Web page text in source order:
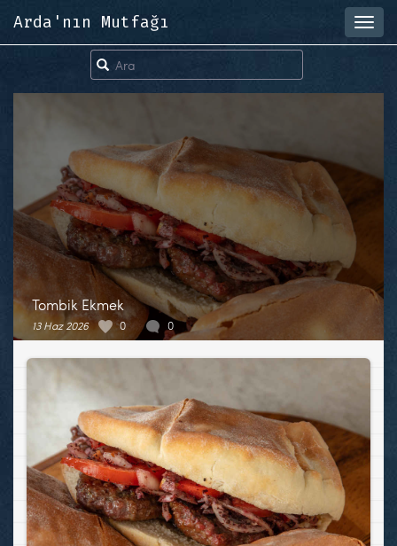
Arda'nın Mutfağı
Tombik Ekmek
13 Haz 2026 0 0